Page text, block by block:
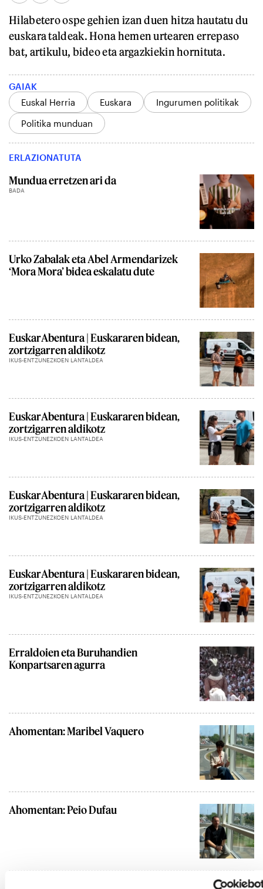
Hilabetero ospe gehien izan duen hitza hautatu du
euskara taldeak. Hona hemen urtearen errepaso
bat, artikulu, bideo eta argazkiekin hornituta.
GAIAK
Euskal Herria
Euskara
Ingurumen politikak
Politika munduan
ERLAZIONATUTA
Mundua erretzen ari da
BADA
Urko Zabalak eta Abel Armendarizek
‘Mora Mora’ bidea eskalatu dute
EuskarAbentura | Euskararen bidean,
zortzigarren aldikotz
IKUS-ENTZUNEZKOEN LANTALDEA
EuskarAbentura | Euskararen bidean,
zortzigarren aldikotz
IKUS-ENTZUNEZKOEN LANTALDEA
EuskarAbentura | Euskararen bidean,
zortzigarren aldikotz
IKUS-ENTZUNEZKOEN LANTALDEA
EuskarAbentura | Euskararen bidean,
zortzigarren aldikotz
IKUS-ENTZUNEZKOEN LANTALDEA
Erraldoien eta Buruhandien
Konpartsaren agurra
Ahomentan: Maribel Vaquero
Ahomentan: Peio Dufau